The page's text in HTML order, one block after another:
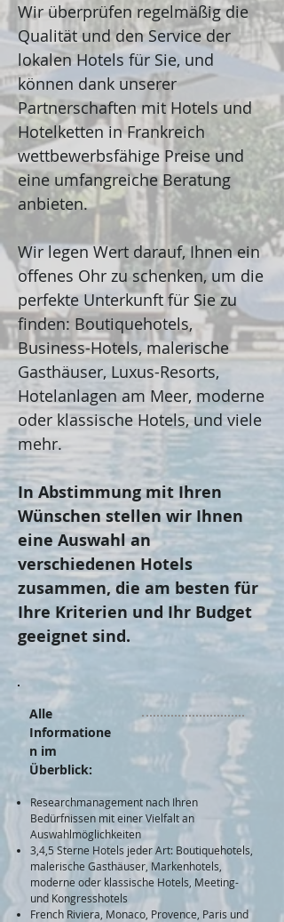
Wir überprüfen regelmäßig die
Qualität und den Service der
lokalen Hotels für Sie, und
können dank unserer
Partnerschaften mit Hotels und
Hotelketten in Frankreich
wettbewerbsfähige Preise und
eine umfangreiche Beratung
anbieten.
Wir legen Wert darauf, Ihnen ein
offenes Ohr zu schenken, um die
perfekte Unterkunft für Sie zu
finden: Boutiquehotels,
Business-Hotels, malerische
Gasthäuser, Luxus-Resorts,
Hotelanlagen am Meer, moderne
oder klassische Hotels, und viele
mehr.
In Abstimmung mit Ihren
Wünschen stellen wir Ihnen
eine Auswahl an
verschiedenen Hotels
zusammen, die am besten für
Ihre Kriterien und Ihr Budget
geeignet sind.
Alle
Informatione
n im
Überblick:
Researchmanagement nach Ihren
Bedürfnissen mit einer Vielfalt an
Auswahlmöglichkeiten
3,4,5 Sterne Hotels jeder Art: Boutiquehotels,
malerische Gasthäuser, Markenhotels,
moderne oder klassische Hotels, Meeting-
und Kongresshotels
French Riviera, Monaco, Provence, Paris und